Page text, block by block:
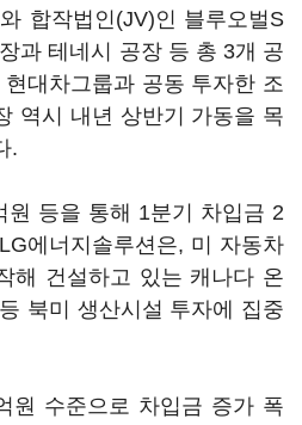
합작법인(JV)인 블루오벌S
과 테네시 공장 등 총 3개 공
대차그룹과 공동 투자한 조
역시 내년 상반기 가동을 목
.
원 등을 통해 1분기 차입금 2
에너지솔루션은, 미 자동차
해 건설하고 있는 캐나다 온
북미 생산시설 투자에 집중
원 수준으로 차입금 증가 폭